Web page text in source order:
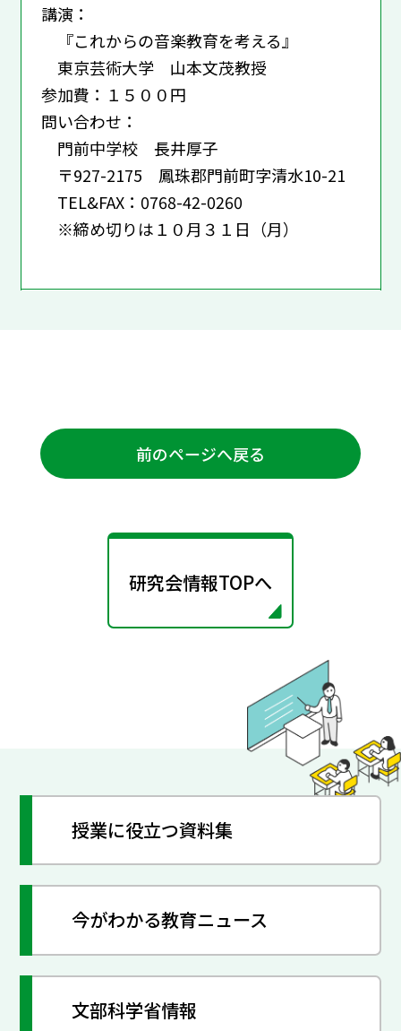
講演：
『これからの音楽教育を考える』
東京芸術大学 山本文茂教授
参加費：１５００円
問い合わせ：
門前中学校 長井厚子
〒927-2175 鳳珠郡門前町字清水10-21
TEL&FAX：0768-42-0260
※締め切りは１０月３１日（月）
前のページへ戻る
研究会情報TOPへ
授業に役立つ資料集
今がわかる教育ニュース
文部科学省情報